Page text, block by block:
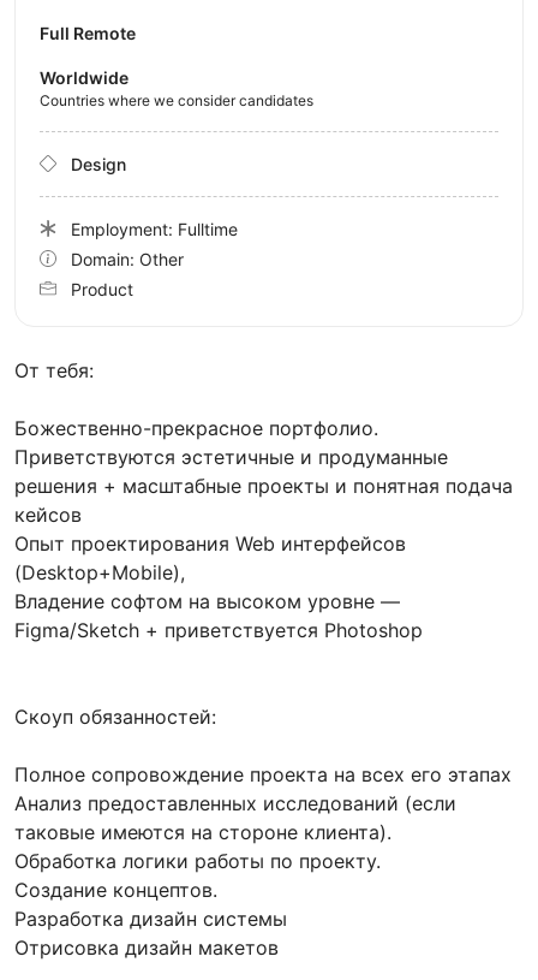
От тебя:
Божественно-прекрасное портфолио.
Приветствуются эстетичные и продуманные
решения + масштабные проекты и понятная подача
кейсов
Опыт проектирования Web интерфейсов
(Desktop+Mobile),
Владение софтом на высоком уровне —
Figma/Sketch + приветствуется Photoshop
Скоуп обязанностей:
Полное сопровождение проекта на всех его этапах
Анализ предоставленных исследований (если
таковые имеются на стороне клиента).
Обработка логики работы по проекту.
Создание концептов.
Разработка дизайн системы
Отрисовка дизайн макетов
Full Remote
Worldwide
Countries where we consider candidates
Design
Employment: Fulltime
Domain: Other
Product